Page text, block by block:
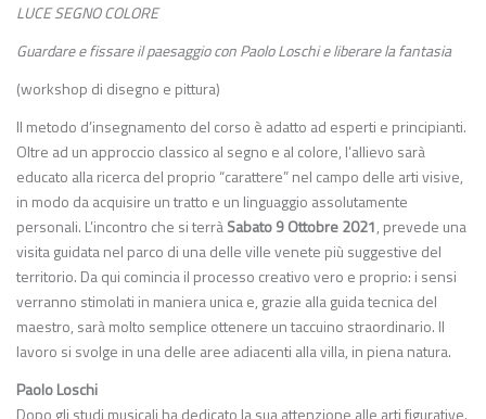
LUCE SEGNO COLORE
Guardare e fissare il paesaggio con Paolo Loschi e liberare la fantasia
(workshop di disegno e pittura)
Il metodo d’insegnamento del corso è adatto ad esperti e principianti.
Oltre ad un approccio classico al segno e al colore, l’allievo sarà
educato alla ricerca del proprio “carattere” nel campo delle arti visive,
in modo da acquisire un tratto e un linguaggio assolutamente
personali. L’incontro che si terràSabato 9 Ottobre 2021, prevede una
visita guidata nel parco di una delle ville venete più suggestive del
territorio. Da qui comincia il processo creativo vero e proprio: i sensi
verranno stimolati in maniera unica e, grazie alla guida tecnica del
maestro, sarà molto semplice ottenere un taccuino straordinario. Il
lavoro si svolge in una delle aree adiacenti alla villa, in piena natura.
Paolo Loschi
Dopo gli studi musicali ha dedicato la sua attenzione alle arti figurative.